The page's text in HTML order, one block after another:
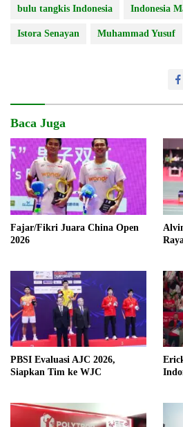
bulu tangkis Indonesia Indonesia
Istora Senayan Muhammad Yusuf
Baca Juga
Fajar/Fikri Juara China Open
2026
PBSI Evaluasi AJC 2026,
Siapkan Tim ke WJC